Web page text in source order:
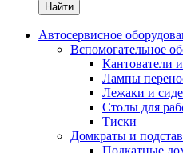
Найти
Автосервисное
Вспомогательное
Кантователи
Лампы
Лежаки и
Столы для
Тиски
Домкраты и
Подкатные